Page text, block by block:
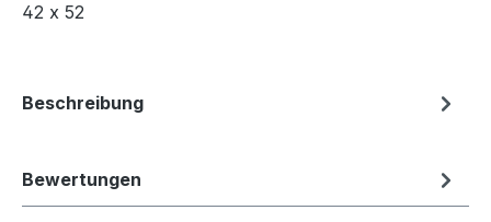
42 x 52
Beschreibung
Bewertungen